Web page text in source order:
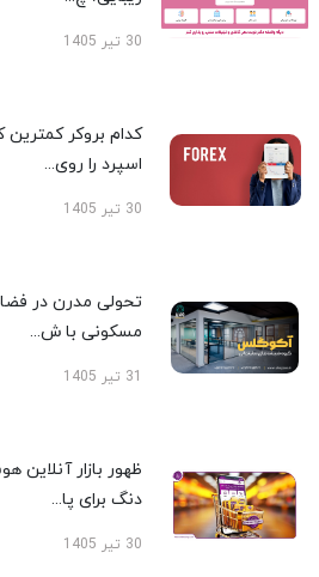
30 تیر 1405
کدام بروکر
اسپرد را روی...
30 تیر 1405
تحولی مدرن در
مسکونی با ش...
31 تیر 1405
ظهور بازار
دنگ برای پا...
30 تیر 1405